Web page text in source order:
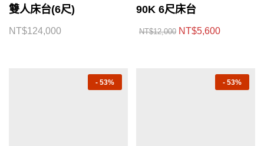
雙人床台(6尺)
NT$124,000
90K 6尺床台
NT$12,000 NT$5,600
- 53% - 53%